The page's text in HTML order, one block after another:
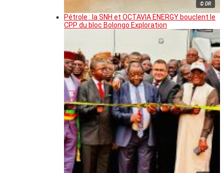
© DR
Pétrole : la SNH et OCTAVIA ENERGY bouclent le
CPP du bloc Bolongo Exploration